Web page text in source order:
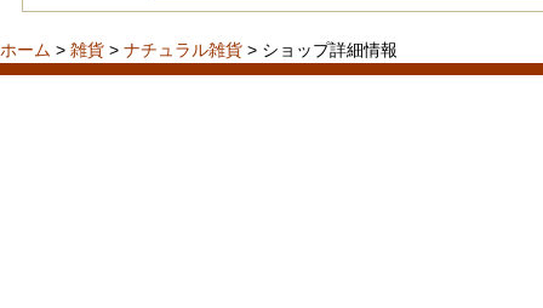
ホーム > 雑貨 > ナチュラル雑貨 > ショップ詳細情報